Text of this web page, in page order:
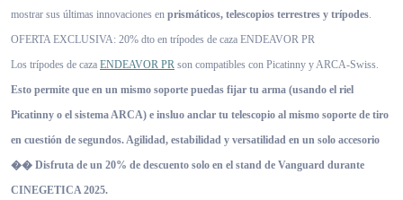
mostrar sus últimas innovaciones en prismáticos, telescopios terrestres y trípodes.
OFERTA EXCLUSIVA: 20% dto en trípodes de caza ENDEAVOR PR
Los trípodes de caza ENDEAVOR PR son compatibles con Picatinny y ARCA-Swiss.
Esto permite que en un mismo soporte puedas fijar tu arma (usando el riel
Picatinny o el sistema ARCA) e insluo anclar tu telescopio al mismo soporte de tiro
en cuestión de segundos. Agilidad, estabilidad y versatilidad en un solo accesorio
�� Disfruta de un 20% de descuento solo en el stand de Vanguard durante
CINEGETICA 2025.